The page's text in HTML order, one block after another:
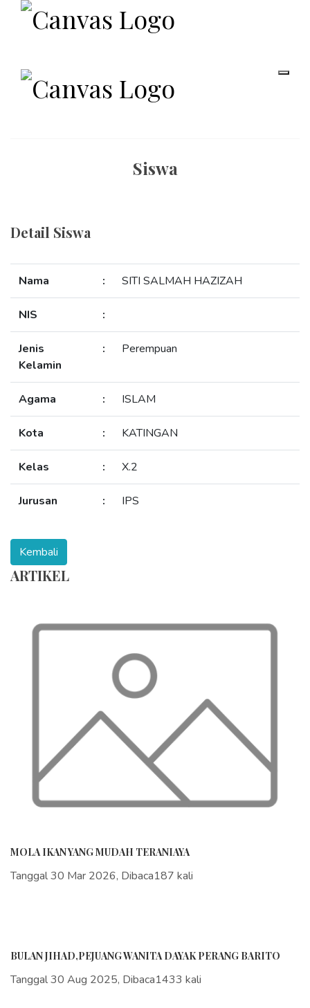
Siswa
Detail Siswa
Nama : SITI SALMAH HAZIZAH
NIS :
Jenis
Kelamin
: Perempuan
Agama : ISLAM
Kota : KATINGAN
Kelas : X.2
Jurusan : IPS
ARTIKEL
MOLA IKAN YANG MUDAH TERANIAYA
Tanggal 30 Mar 2026, Dibaca187 kali
BULAN JIHAD,PEJUANG WANITA DAYAK PERANG BARITO
Tanggal 30 Aug 2025, Dibaca1433 kali